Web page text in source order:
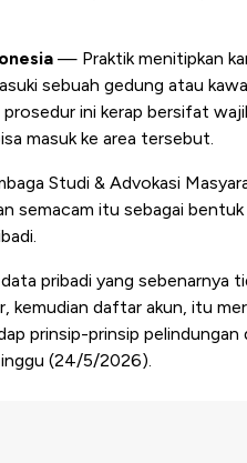
— Praktik menitipkan
sebuah gedung atau
prosedur ini kerap bersifat
masuk ke area tersebut.
Studi & Advokasi
semacam itu sebagai
pribadi yang sebenarnya
kemudian daftar akun, itu
prinsip-prinsip pelindungan
(24/5/2026).